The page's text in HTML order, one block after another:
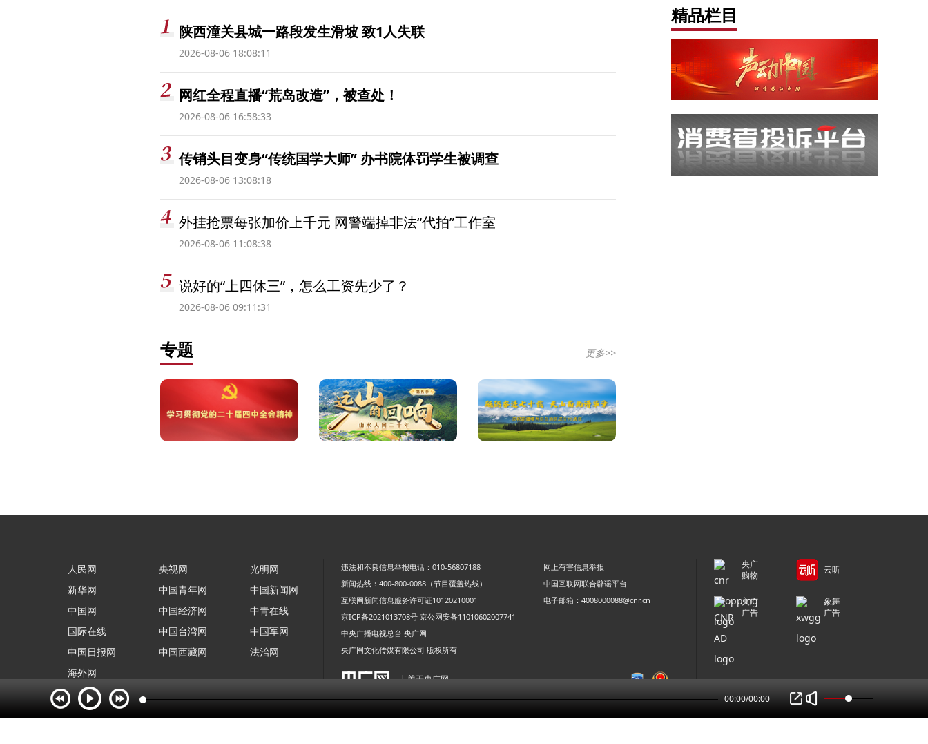
陕西潼关县城一路段发生滑坡 致1人失联
2026-08-06 18:08:11
网红全程直播“荒岛改造”，被查处！
2026-08-06 16:58:33
传销头目变身“传统国学大师” 办书院体罚学生被调查
2026-08-06 13:08:18
外挂抢票每张加价上千元 网警端掉非法“代拍”工作室
2026-08-06 11:08:38
说好的“上四休三”，怎么工资先少了？
2026-08-06 09:11:31
专题 更多>>
精品栏目
人民网
新华网
中国网
国际在线
中国日报网
海外网
央视网
中国青年网
中国经济网
中国台湾网
中国西藏网
光明网
中国新闻网
中青在线
中国军网
法治网
违法和不良信息举报电话：010-56807188
网上有害信息举报
新闻热线：400-800-0088（节目覆盖热线）
中国互联网联合辟谣平台
互联网新闻信息服务许可证10120210001
电子邮箱：4008000088@cnr.cn
京ICP备2021013708号 京公网安备11010602007741
中央广播电视总台 央广网
央广网文化传媒有限公司 版权所有
| 关于央广网
央广
购物
云听
央广
广告
象舞
广告
00:00/00:00